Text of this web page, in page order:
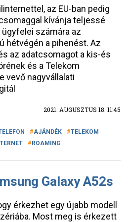
az EU-ban pedig
kívánja teljessé
számára az
hétvégén a pihenést. Az
az adatcsomagot a kis-és
és a Telekom
vevő nagyvállalati
2021. AUGUSZTUS 18. 11:45
AJÁNDÉK
TELEKOM
ROAMING
Galaxy A52s
érkezhet egy újabb modell
Most meg is érkezett